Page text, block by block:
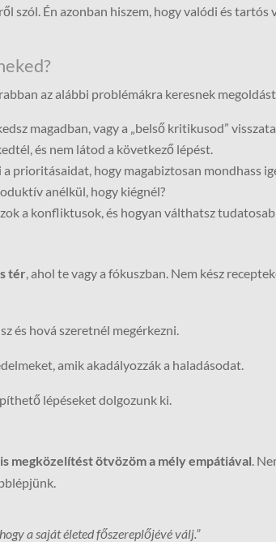
szól. Én azonban hiszem, hogy valódi és
az alábbi problémákra keresnek
magadban, vagy a „belső kritikusod”
és nem látod a következő lépést.
prioritásaidat, hogy magabiztosan mondhass
anélkül, hogy kiégnél?
a konfliktusok, és hogyan válthatsz
tér , ahol te vagy a fókuszban. Nem kész
és hová szeretnél megérkezni.
amik akadályozzák a haladásodat.
lépéseket dolgozunk ki.
megközelítést ötvözöm a mély empátiával .
a saját életed főszereplőjévé válj.”